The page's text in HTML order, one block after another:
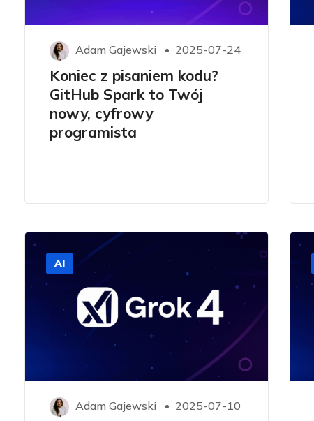
Adam Gajewski 2025-07-24
Koniec z pisaniem kodu?
GitHub Spark to Twój
nowy, cyfrowy
programista
AI
Adam Gajewski 2025-07-10